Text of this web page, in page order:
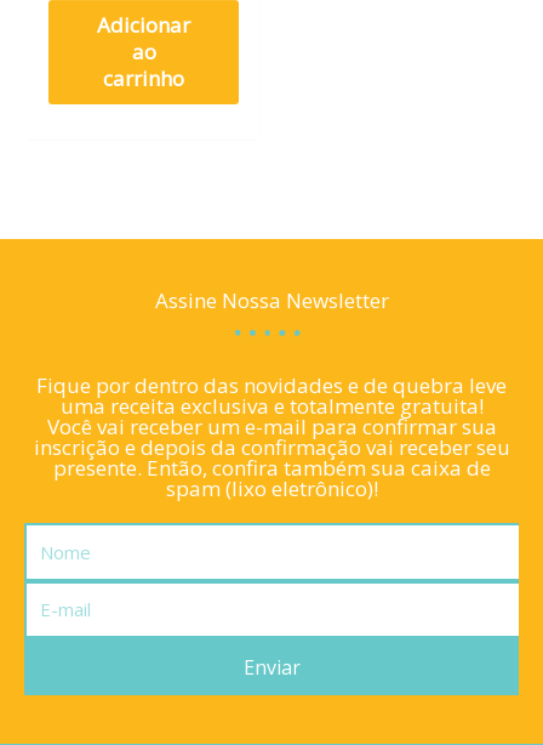
Adicionar
ao
carrinho
Assine Nossa Newsletter
Fique por dentro das novidades e de quebra leve
uma receita exclusiva e totalmente gratuita!
Você vai receber um e-mail para confirmar sua
inscrição e depois da confirmação vai receber seu
presente. Então, confira também sua caixa de
spam (lixo eletrônico)!
Nome
mail
Enviar